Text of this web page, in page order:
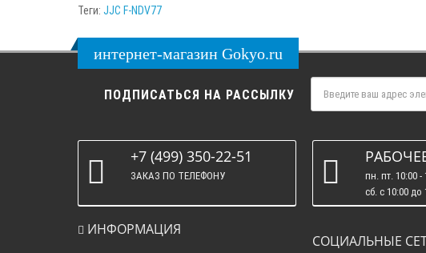
Теги: JJC F-NDV77
интернет-магазин Gokyo.ru
ПОДПИСАТЬСЯ НА РАССЫЛКУ
+7 (499) 350-22-51
ЗАКАЗ ПО ТЕЛЕФОНУ
пн. пт. 10:00 -
сб. c 10:00 до
вс. :
ИНФОРМАЦИЯ
СОЦИАЛЬНЫЕ